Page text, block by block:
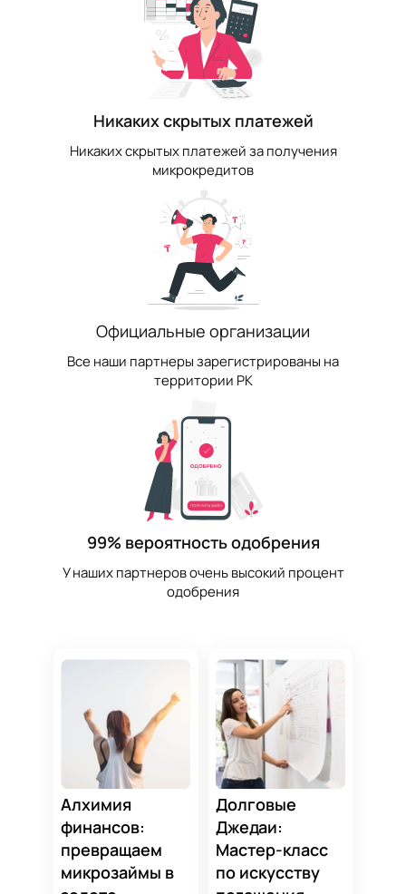
Никаких скрытых платежей
Никаких скрытых платежей за получения
микрокредитов
Официальные организации
Все наши партнеры зарегистрированы на
территории РК
99% вероятность одобрения
У наших партнеров очень высокий процент
одобрения
Алхимия
финансов:
превращаем
микрозаймы в
Долговые
Джедаи:
Мастер-класс
по искусству